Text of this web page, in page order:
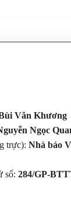
Văn Khương
Ngọc
trực): Nhà báo
số: 284/GP-